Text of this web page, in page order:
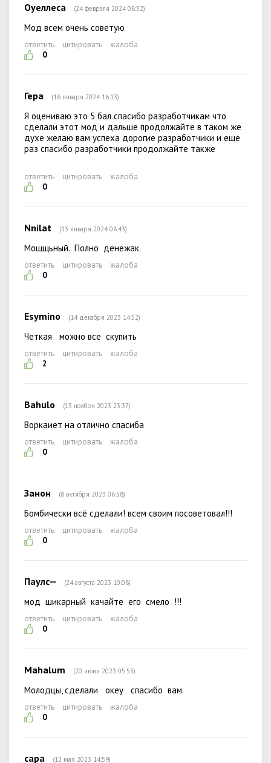
Оуеллеса (24 февраля 2024 08:32)
Мод всем очень советую
ответить цитировать
жалоба
0
Гера (16 января 2024 16:13)
Я оцениваю это 5 бал спасибо разработчикам что
сделали этот мод и дальше продолжайте в таком же
духе желаю вам успеха дорогие разработчики и еще
раз спасибо разработчики продолжайте также
ответить цитировать
жалоба
0
Nnilat (13 января 2024 08:43)
Мощщьный. Полно денежак.
ответить цитировать
жалоба
0
Esymino (14 декабря 2023 14:52)
Четкая можно все скупить
ответить цитировать
жалоба
2
Bahulo (13 ноября 2023 23:37)
Воркаиет на отлично спасиба
ответить цитировать
жалоба
0
Занон (8 октября 2023 06:58)
Бомбически всё сделали! всем своим посоветовал!!!
ответить цитировать
жалоба
0
Паулс-- (24 августа 2023 10:08)
мод шикарный качайте его смело !!!
ответить цитировать
жалоба
0
Mahalum (20 июня 2023 05:53)
Молодцы, сделали океу спасибо вам.
ответить цитировать
жалоба
0
сара (12 мая 2023 14:59)